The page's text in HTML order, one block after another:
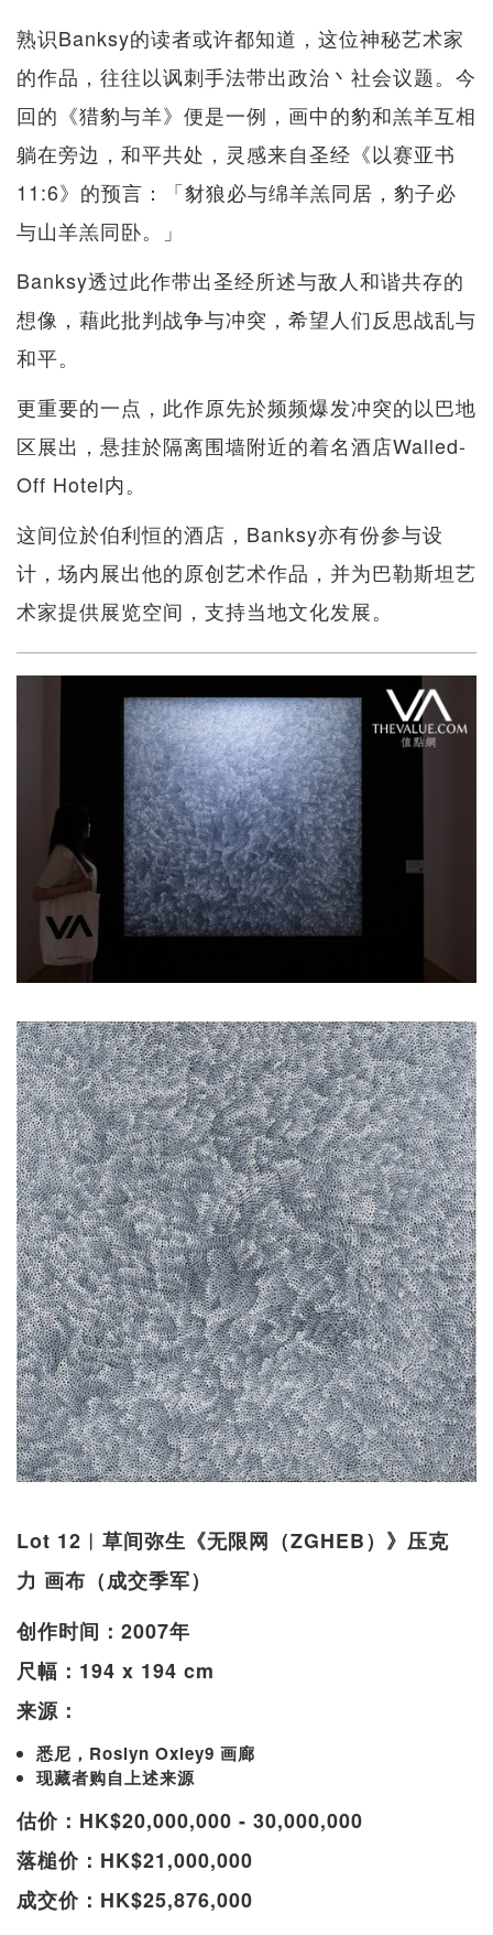
熟识Banksy的读者或许都知道，这位神秘艺术家
的作品，往往以讽刺手法带出政治丶社会议题。今
回的《猎豹与羊》便是一例，画中的豹和羔羊互相
躺在旁边，和平共处，灵感来自圣经《以赛亚书
11:6》的预言：「豺狼必与绵羊羔同居，豹子必
与山羊羔同卧。」
Banksy透过此作带出圣经所述与敌人和谐共存的
想像，藉此批判战争与冲突，希望人们反思战乱与
和平。
更重要的一点，此作原先於频频爆发冲突的以巴地
区展出，悬挂於隔离围墙附近的着名酒店Walled-
Off Hotel内。
这间位於伯利恒的酒店，Banksy亦有份参与设
计，场内展出他的原创艺术作品，并为巴勒斯坦艺
术家提供展览空间，支持当地文化发展。
Lot 12︱草间弥生《无限网（ZGHEB）》压克
力 画布（成交季军）
创作时间：2007年
尺幅：194 x 194 cm
来源：
悉尼，Roslyn Oxley9 画廊
现藏者购自上述来源
估价：HK$20,000,000 - 30,000,000
落槌价：HK$21,000,000
成交价：HK$25,876,000